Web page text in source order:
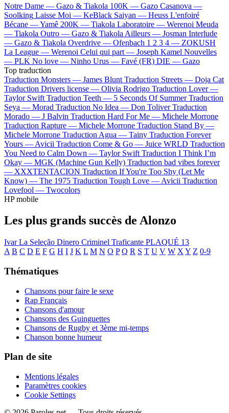
Notre Dame — Gazo & Tiakola 100K — Gazo Casanova —
Soolking Laisse Moi — KeBlack Saiyan — Heuss L'enfoiré
Bécane —Yamê 200K — Tiakola Laboratoire — Werenoi Meuda
— Tiakola Outro — Gazo & Tiakola Ailleurs — Josman Interlude
— Gazo & Tiakola Overdrive — Ofenbach 1 2 3 4 — ZOKUSH
La League — Werenoi Celui qui part — Joseph Kamel Nouvelles
— PLK No love — Ninho Urus — Favé (FR) DIE — Gazo
Top traduction
Traduction Monsters — James Blunt Traduction Streets — Doja Cat
Traduction Drivers license — Olivia Rodrigo Traduction Lover —
Taylor Swift Traduction Teeth — 5 Seconds Of Summer Traduction
Seya — Morad Traduction No Idea — Don Toliver Traduction
Morado — J Balvin Traduction Hard For Me — Michele Morrone
Traduction Rapture — Michele Morrone Traduction Stand By —
Michele Morrone Traduction Agua — Tainy Traduction Forever
Yours — Avicii Traduction Come & Go — Juice WRLD Traduction
You Need to Calm Down — Taylor Swift Traduction I Think I’m
Okay — MGK (Machine Gun Kelly) Traduction bad vibes forever
— XXXTENTACION Traduction If You're Too Shy (Let Me
Know) — The 1975 Traduction Tough Love — Avicii Traduction
Lovefool — Twocolors
HP mobile
Les plus grands succès de Alonzo
IvarLa Seleção Dinero Criminel Traficante PLAQUÉ 13
A B C D E F G H I J K L M N O P Q R S T U V W X Y Z 0-9
Thématiques
Chansons pour faire le sexe
Rap Français
Chansons d'amour
Chansons des Guinguettes
Chansons de Rugby et 3ème mi-temps
Chanson bonne humeur
Plan de site
Mentions légales
Paramètres cookies
Cookie Settings